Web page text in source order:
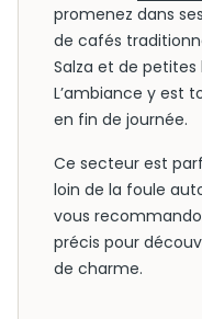
promenez dans
de cafés
Salza et de
L’ambiance y est
en fin de journée.
Ce secteur est
loin de la foule
vous
précis pour
de charme.